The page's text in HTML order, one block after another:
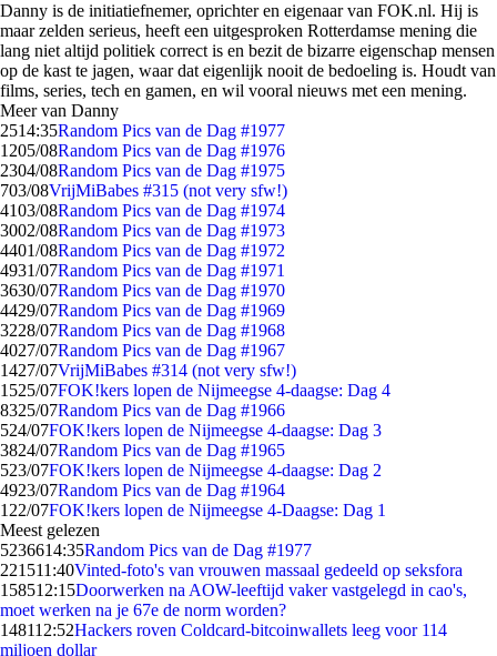
Danny is de initiatiefnemer, oprichter en eigenaar van FOK.nl. Hij is
maar zelden serieus, heeft een uitgesproken Rotterdamse mening die
lang niet altijd politiek correct is en bezit de bizarre eigenschap mensen
op de kast te jagen, waar dat eigenlijk nooit de bedoeling is. Houdt van
films, series, tech en gamen, en wil vooral nieuws met een mening.
Meer van Danny
2514:35Random Pics van de Dag #1977
1205/08Random Pics van de Dag #1976
2304/08Random Pics van de Dag #1975
703/08VrijMiBabes #315 (not very sfw!)
4103/08Random Pics van de Dag #1974
3002/08Random Pics van de Dag #1973
4401/08Random Pics van de Dag #1972
4931/07Random Pics van de Dag #1971
3630/07Random Pics van de Dag #1970
4429/07Random Pics van de Dag #1969
3228/07Random Pics van de Dag #1968
4027/07Random Pics van de Dag #1967
1427/07VrijMiBabes #314 (not very sfw!)
1525/07FOK!kers lopen de Nijmeegse 4-daagse: Dag 4
8325/07Random Pics van de Dag #1966
524/07FOK!kers lopen de Nijmeegse 4-daagse: Dag 3
3824/07Random Pics van de Dag #1965
523/07FOK!kers lopen de Nijmeegse 4-daagse: Dag 2
4923/07Random Pics van de Dag #1964
1 22/07FOK!kers lopen de Nijmeegse 4-Daagse: Dag 1
Meest gelezen
5236614:35Random Pics van de Dag #1977
221511:40Vinted-foto's van vrouwen massaal gedeeld op seksfora
158512:15Doorwerken na AOW-leeftijd vaker vastgelegd in cao's,
moet werken na je 67e de norm worden?
148112:52Hackers roven Coldcard-bitcoinwallets leeg voor 114
miljoen dollar